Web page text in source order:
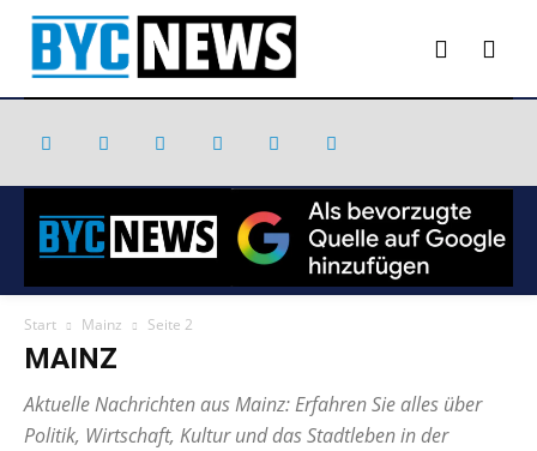
Start Mainz Seite 2
MAINZ
Aktuelle Nachrichten aus Mainz: Erfahren Sie alles über
Politik, Wirtschaft, Kultur und das Stadtleben in der